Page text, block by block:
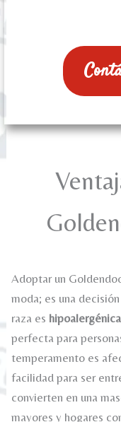
Adoptar un
moda; es una
raza es
perfecta para
temperamento es
facilidad para ser
convierten en una
mayores y hogares